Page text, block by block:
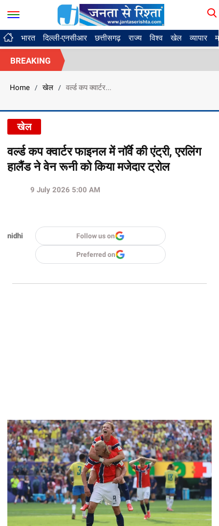
भारत दिल्ली-एनसीआर छत्तीसगढ़ राज्य विश्व खेल व्यापार
BREAKING
Home / खेल / वर्ल्ड कप क्वार्टर...
खेल
वर्ल्ड कप क्वार्टर फाइनल में नॉर्वे की एंट्री, एरलिंग
हालैंड ने वेन रूनी को किया मजेदार ट्रोल
nidhi
9 July 2026 5:00 AM
Follow us on
Preferred on